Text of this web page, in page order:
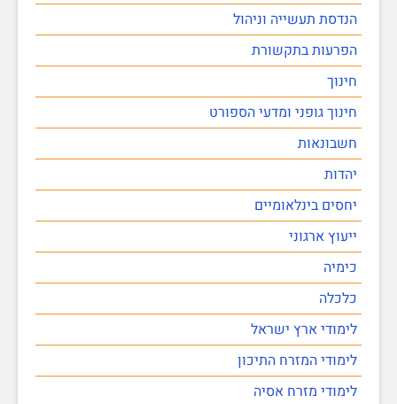
הנדסת תעשייה וניהול
הפרעות בתקשורת
חינוך
חינוך גופני ומדעי הספורט
חשבונאות
יהדות
יחסים בינלאומיים
ייעוץ ארגוני
כימיה
כלכלה
לימודי ארץ ישראל
לימודי המזרח התיכון
לימודי מזרח אסיה